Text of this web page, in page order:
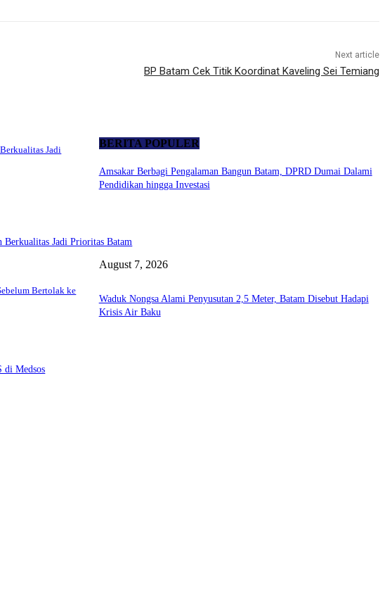
Next article
BP Batam Cek Titik Koordinat Kaveling Sei Temiang
Jadi
Bertolak ke
BERITA POPULER
Amsakar Berbagi Pengalaman Bangun Batam, DPRD Dumai Dalami
Pendidikan hingga Investasi
Jadi Prioritas Batam
August 7, 2026
Waduk Nongsa Alami Penyusutan 2,5 Meter, Batam Disebut Hadapi
Krisis Air Baku
di Medsos